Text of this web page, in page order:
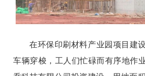
在环保印刷材料产业园项目建
车辆穿梭，工人们忙碌而有序地作